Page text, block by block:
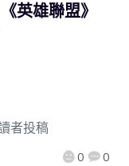
英雄聯盟》
0 0
者投稿